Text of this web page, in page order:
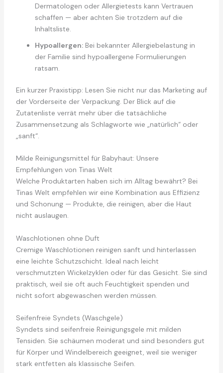
Dermatologen oder Allergietests kann Vertrauen
schaffen — aber achten Sie trotzdem auf die
Inhaltsliste.
Hypoallergen:Bei bekannter Allergiebelastung in
der Familie sind hypoallergene Formulierungen
ratsam.
Ein kurzer Praxistipp: Lesen Sie nicht nur das Marketing auf
der Vorderseite der Verpackung. Der Blick auf die
Zutatenliste verrät mehr über die tatsächliche
Zusammensetzung als Schlagworte wie „natürlich“ oder
„sanft“.
Milde Reinigungsmittel für Babyhaut: Unsere
Empfehlungen von Tinas Welt
Welche Produktarten haben sich im Alltag bewährt? Bei
Tinas Welt empfehlen wir eine Kombination aus Effizienz
und Schonung — Produkte, die reinigen, aber die Haut
nicht auslaugen.
Waschlotionen ohne Duft
Cremige Waschlotionen reinigen sanft und hinterlassen
eine leichte Schutzschicht. Ideal nach leicht
verschmutzten Wickelzyklen oder für das Gesicht. Sie sind
praktisch, weil sie oft auch Feuchtigkeit spenden und
nicht sofort abgewaschen werden müssen.
Seifenfreie Syndets (Waschgele)
Syndets sind seifenfreie Reinigungsgele mit milden
Tensiden. Sie schäumen moderat und sind besonders gut
für Körper und Windelbereich geeignet, weil sie weniger
stark entfetten als klassische Seifen.